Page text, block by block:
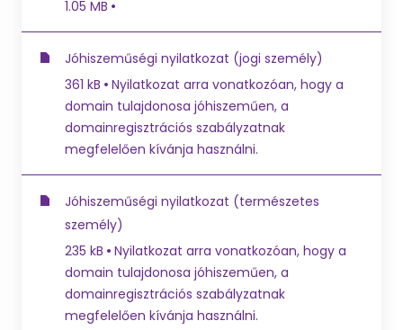
1.05 MB
Jóhiszeműségi nyilatkozat (jogi személy)
361 kB
Nyilatkozat arra vonatkozóan, hogy a
domain tulajdonosa jóhiszeműen, a
domainregisztrációs szabályzatnak
megfelelően kívánja használni.
Jóhiszeműségi nyilatkozat (természetes
személy)
235 kB
Nyilatkozat arra vonatkozóan, hogy a
domain tulajdonosa jóhiszeműen, a
domainregisztrációs szabályzatnak
megfelelően kívánja használni.